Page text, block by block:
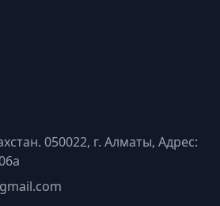
050022, г. Алматы, Адрес: